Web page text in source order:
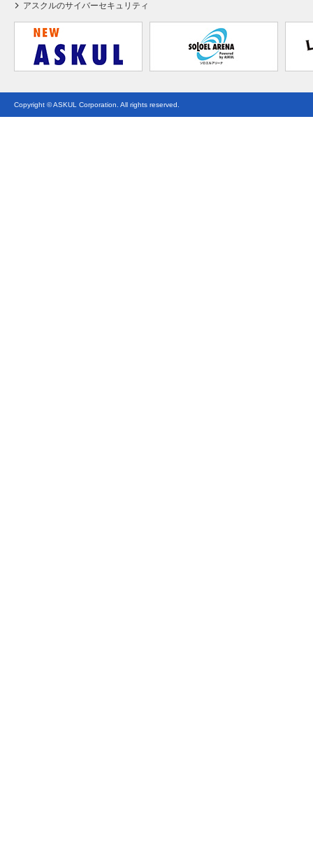
アスクルのサイバーセキュリティ
Copyright © ASKUL Corporation. All rights reserved.